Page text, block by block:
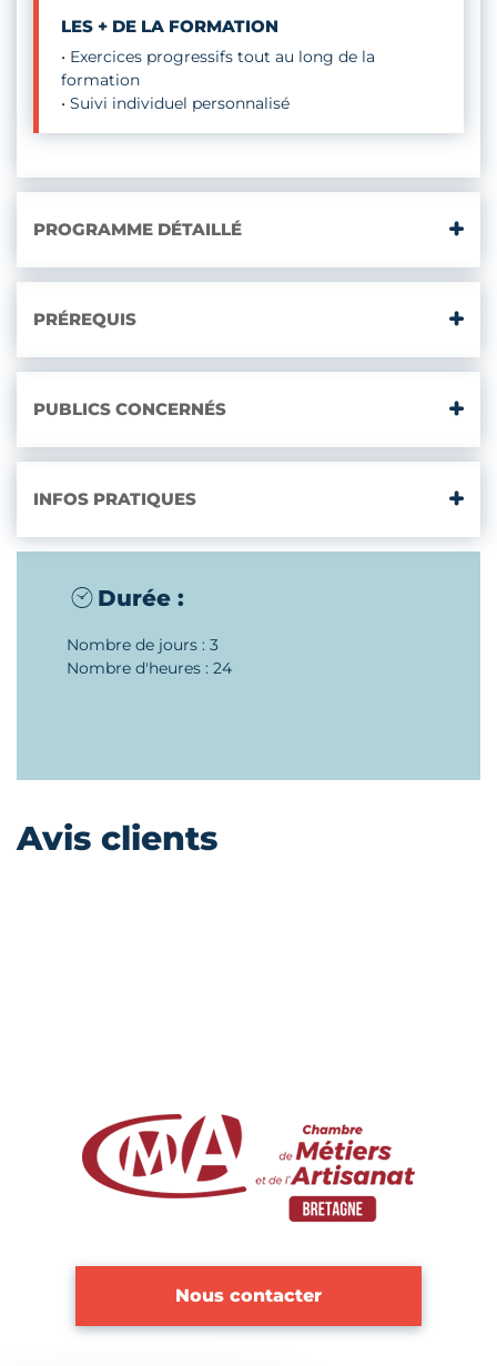
LES + DE LA FORMATION
• Exercices progressifs tout au long de la
formation
• Suivi individuel personnalisé
PROGRAMME DÉTAILLÉ
PRÉREQUIS
PUBLICS CONCERNÉS
INFOS PRATIQUES
Durée :
Nombre de jours : 3
Nombre d'heures : 24
Avis clients
Nous contacter